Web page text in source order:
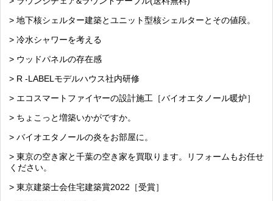
> 地下核シェルター建築とユニット型核シェルターとその値段。
> 冷水シャワーを考える
> ウッドパネルの存在感
> R -LABELモデルハウス社内研修
> エコスマートファイヤーの設計施工［バイオエタノール暖炉］
> ちょこっと増築いかがですか。
> バイオエタノールの炎をお部屋に。
> 東京の空き家と千葉の空き家を買取ります。リフォームもお任せ
ください。
> 東京建築士会住宅建築賞2022［受賞］